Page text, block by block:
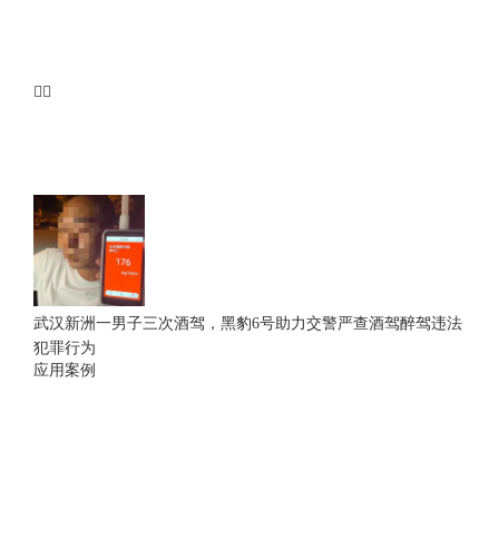
武汉新洲一男子三次酒驾，黑豹6号助力交警严查酒驾醉驾违法
犯罪行为
应用案例